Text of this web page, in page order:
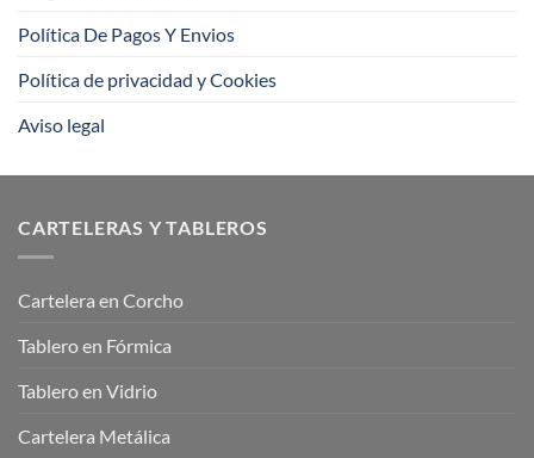
Política De Pagos Y Envios
Política de privacidad y Cookies
Aviso legal
CARTELERAS Y TABLEROS
Cartelera en Corcho
Tablero en Fórmica
Tablero en Vidrio
Cartelera Metálica